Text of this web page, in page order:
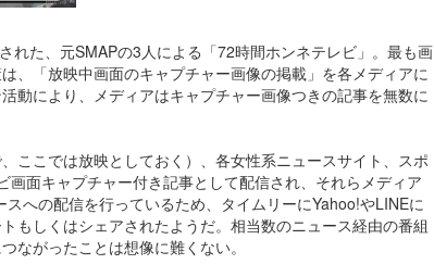
れた、元SMAPの3人による「72時間ホンネテレビ」。最も画
、「放映中画面のキャプチャー画像の掲載」を各メディアに
動により、メディアはキャプチャー画像つきの記事を無数に
ここでは放映としておく）、各女性系ニュースサイト、スポ
画面キャプチャー付き記事として配信され、それらメディア
への配信を行っているため、タイムリーにYahoo!やLINEに
もしくはシェアされたようだ。相当数のニュース経由の番組
ながったことは想像に難くない。